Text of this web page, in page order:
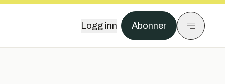
Logg inn Abonner